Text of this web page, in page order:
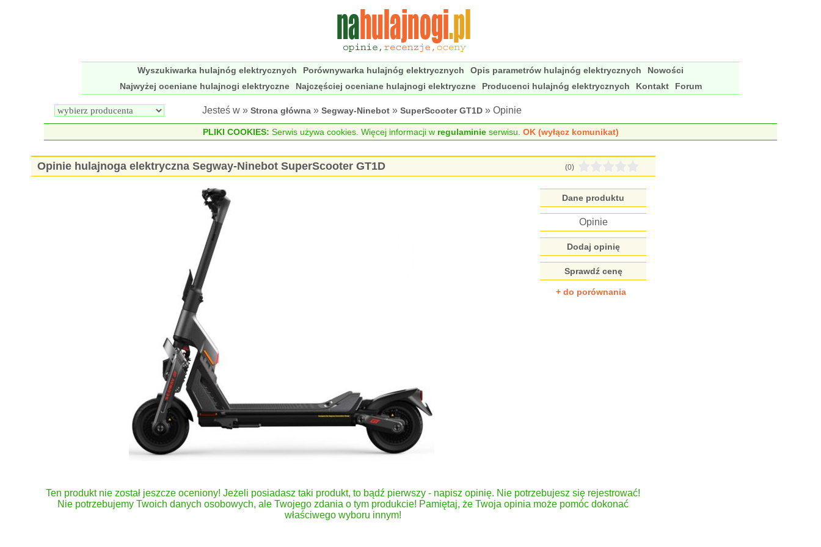
Wyszukiwarka hulajnóg elektrycznych Porównywarka hulajnóg elektrycznych Opis parametrów hulajnóg elektrycznych
Nowości
Najwyżej oceniane hulajnogi elektryczne
Najczęściej oceniane hulajnogi elektryczne Producenci hulajnóg elektrycznych Kontakt Forum
Jesteś w » Strona główna » Segway-Ninebot » SuperScooter GT1D » Opinie
PLIKI COOKIES: Serwis używa cookies. Więcej informacji w regulaminieserwisu. OK (wyłącz komunikat)
Opinie hulajnoga elektryczna Segway-Ninebot SuperScooter GT1D (0)
Dane produktu
Opinie
Dodaj opinię
Sprawdź cenę
+ do porównania
Ten produkt nie został jeszcze oceniony! Jeżeli posiadasz taki produkt, to bądź pierwszy - napisz opinię. Nie potrzebujesz się rejestrować!
Nie potrzebujemy Twoich danych osobowych, ale Twojego zdania o tym produkcie! Pamiętaj, że Twoja opinia może pomóc dokonać
właściwego wyboru innym!